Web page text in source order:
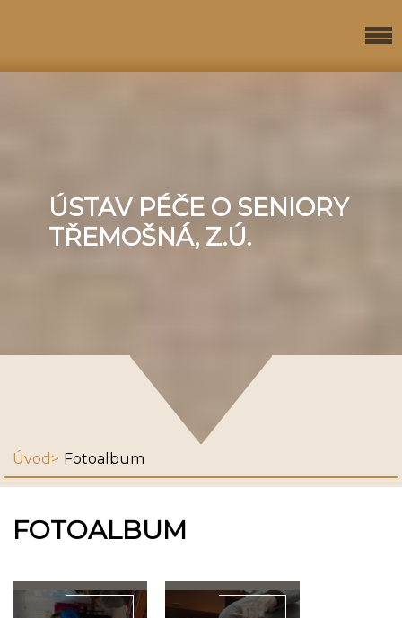
ÚSTAV PÉČE O SENIORY
TŘEMOŠNÁ, Z.Ú.
Úvod Fotoalbum
FOTOALBUM